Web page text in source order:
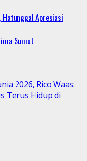
Hatunggal Apresiasi
Sumut
2026, Rico Waas:
Terus Hidup di